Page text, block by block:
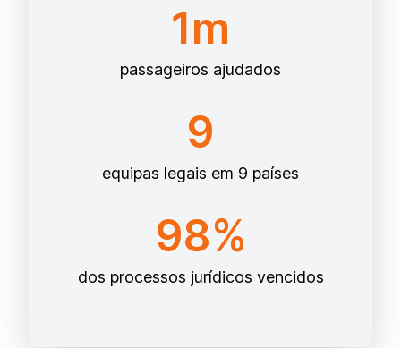
1m
passageiros ajudados
9
equipas legais em 9 países
98%
dos processos jurídicos vencidos